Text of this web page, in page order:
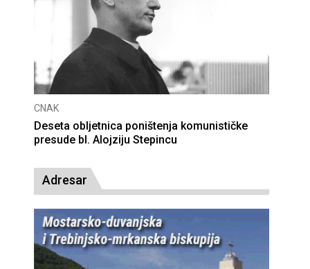
CNAK
Deseta obljetnica poništenja komunističke
presude bl. Alojziju Stepincu
Adresar